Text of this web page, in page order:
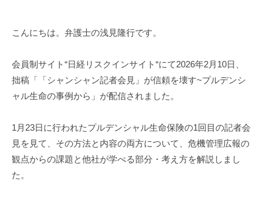
護
浅
見
隆
こんにちは。弁護士の浅見隆行です。
会員制サイト“日経リスクインサイト“にて2026年2月10日、
拙稿「「シャンシャン記者会見」が信頼を壊す~プルデンシ
ャル生命の事例から」が配信されました。
1月23日に行われたプルデンシャル生命保険の1回目の記者会
見を見て、その方法と内容の両方について、危機管理広報の
観点からの課題と他社が学べる部分・考え方を解説しまし
た。